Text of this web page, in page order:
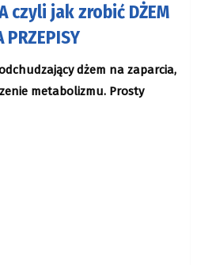
czyli jak zrobić DŻEM
PRZEPISY
dżem na zaparcia,
metabolizmu. Prosty